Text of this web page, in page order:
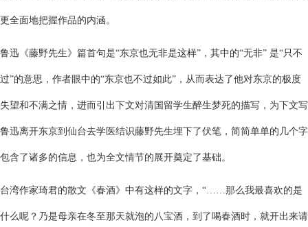
更全面地把握作品的内涵。
鲁迅《藤野先生》篇首句是“东京也无非是这样”，其中的“无非” 是“只不
过”的意思，作者眼中的“东京也不过如此”，从而表达了他对东京的极度
失望和不满之情，进而引出下文对清国留学生醉生梦死的描写，为下文写
鲁迅离开东京到仙台去学医结识藤野先生埋下了伏笔，简简单单的几个字
包含了诸多的信息，也为全文情节的展开奠定了基础。
台湾作家琦君的散文《春酒》中有这样的文字，“……那么我最喜欢的是
什么呢？乃是母亲在冬至那天就泡的八宝酒，到了喝春酒时，就开出来请